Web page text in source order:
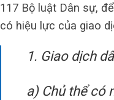
117 Bộ luật Dân sự,
có hiệu lực của giao
1. Giao dịch
a) Chủ thể có